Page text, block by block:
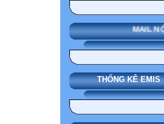
MAIL NỘI BỘ
THỐNG KÊ EMIS